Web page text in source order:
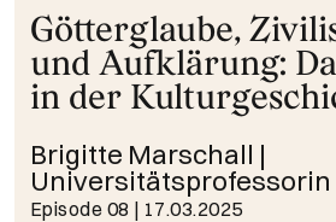
Götterglaube,
und Aufklärung:
in der
Brigitte Marschall |
Universitätsprofessorin
Episode 08 | 17.03.2025